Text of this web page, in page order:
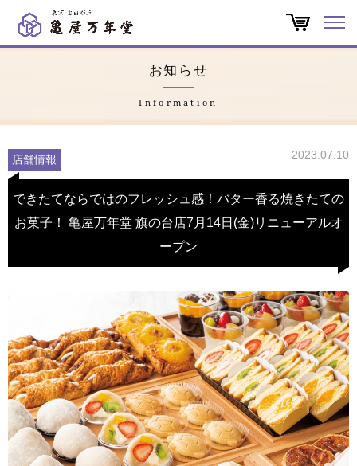
特集
会社概要
よくある質問
会員募集
お問い合わせ
お知らせ
Information
店舗情報 2023.07.10
できたてならではのフレッシュ感！バター香る焼きたての
お菓子！ 亀屋万年堂 旗の台店7月14日(金)リニューアルオ
ープン